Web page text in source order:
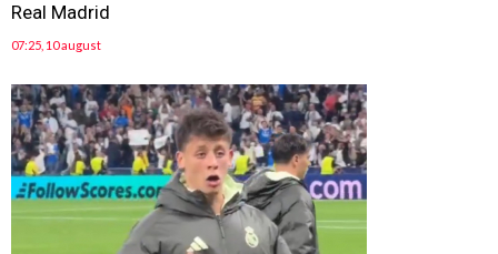
Real Madrid
07:25, 10 august